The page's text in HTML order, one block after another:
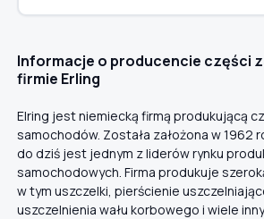
Informacje o producencie części
firmie Erling
Elring jest niemiecką firmą produkującą
samochodów. Została założona w 1962
do dziś jest jednym z liderów rynku
samochodowych. Firma produkuje
w tym uszczelki, pierścienie
uszczelnienia wału korbowego i wiele